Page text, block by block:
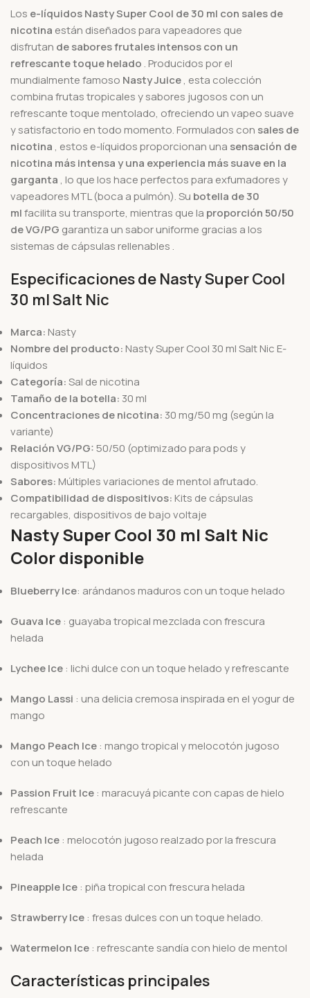
Los e-líquidos Nasty Super Cool de 30 ml con sales de
nicotina están diseñados para vapeadores que
disfrutan de sabores frutales intensos con un
refrescante toque helado . Producidos por el
mundialmente famoso Nasty Juice, esta colección
combina frutas tropicales y sabores jugosos con un
refrescante toque mentolado, ofreciendo un vapeo suave
y satisfactorio en todo momento. Formulados con sales de
nicotina , estos e-líquidos proporcionan una sensación de
nicotina más intensa y una experiencia más suave en la
garganta , lo que los hace perfectos para exfumadores y
vapeadores MTL (boca a pulmón). Su botella de 30
mlfacilita su transporte, mientras que la proporción 50/50
de VG/PG garantiza un sabor uniforme gracias a los
sistemas de cápsulas rellenables .
Especificaciones de Nasty Super Cool
30 ml Salt Nic
Marca: Nasty
Nombre del producto: Nasty Super Cool 30 ml Salt Nic E-
líquidos
Categoría:Sal de nicotina
Tamaño de la botella: 30 ml
Concentraciones de nicotina: 30 mg/50 mg (según la
variante)
Relación VG/PG:50/50 (optimizado para pods y
dispositivos MTL)
Sabores: Múltiples variaciones de mentol afrutado.
Compatibilidad de dispositivos: Kits de cápsulas
recargables, dispositivos de bajo voltaje
Nasty Super Cool 30 ml Salt Nic
Color disponible
Blueberry Ice: arándanos maduros con un toque helado
Guava Ice : guayaba tropical mezclada con frescura
helada
Lychee Ice : lichi dulce con un toque helado y refrescante
Mango Lassi : una delicia cremosa inspirada en el yogur de
mango
Mango Peach Ice : mango tropical y melocotón jugoso
con un toque helado
Passion Fruit Ice : maracuyá picante con capas de hielo
refrescante
Peach Ice : melocotón jugoso realzado por la frescura
helada
Pineapple Ice : piña tropical con frescura helada
Strawberry Ice : fresas dulces con un toque helado.
Watermelon Ice : refrescante sandía con hielo de mentol
Características principales